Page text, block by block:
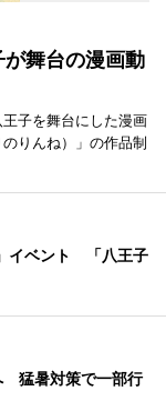
舞台の漫画動
子を舞台にした漫画
りんね）」の作品制
イベント 「八王子
猛暑対策で一部行